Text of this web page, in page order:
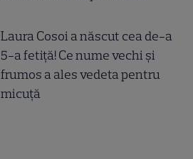
Laura Cosoi a născut cea de-a
5-a fetiță! Ce nume vechi și
frumos a ales vedeta pentru
micuță